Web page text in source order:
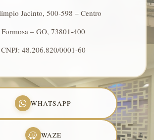
Jacinto, 500-598 – Centro
Formosa – GO, 73801-400
CNPJ: 48.206.820/0001-60
WHATSAPP
WAZE